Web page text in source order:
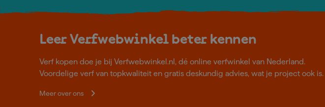
Leer Verfwebwinkel beter kennen
Verf kopen doe je bij Verfwebwinkel.nl, dé online verfwinkel van Nederland.
Voordelige verf van topkwaliteit en gratis deskundig advies, wat je project ook is.
Meer over ons